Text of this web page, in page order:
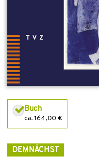
Buch
ca. 164,00 €
DEMNÄCHST